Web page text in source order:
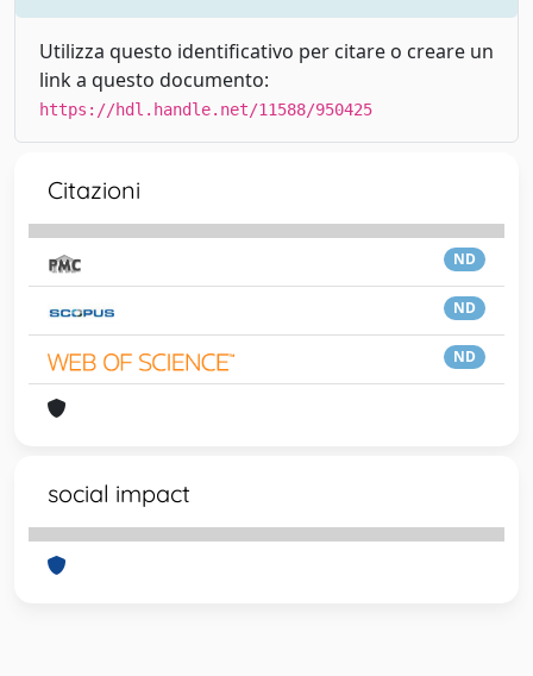
Utilizza questo identificativo per citare o creare un
link a questo documento:
https://hdl.handle.net/11588/950425
Citazioni
ND
ND
ND
social impact